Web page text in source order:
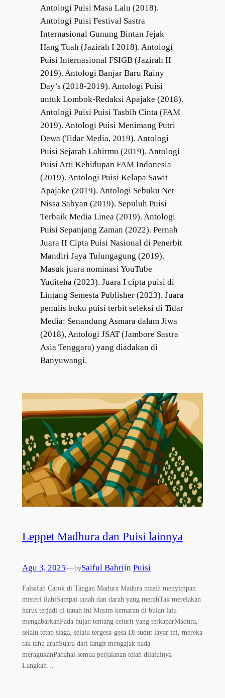
Antologi Puisi Masa Lalu (2018).
Antologi Puisi Festival Sastra
Internasional Gunung Bintan Jejak
Hang Tuah (Jazirah I 2018). Antologi
Puisi Internasional FSIGB (Jazirah II
2019). Antologi Banjar Baru Rainy
Day’s (2018-2019). Antologi Puisi
untuk Lombok-Redaksi Apajake (2018).
Antologi Puisi Puisi Tasbih Cinta (FAM
2019). Antologi Puisi Menimang Putri
Dewa (Tidar Media, 2019). Antologi
Puisi Sejarah Lahirmu (2019). Antologi
Puisi Arti Kehidupan FAM Indonesia
(2019). Antologi Puisi Kelapa Sawit
Apajake (2019). Antologi Sebuku Net
Nissa Sabyan (2019). Sepuluh Puisi
Terbaik Media Linea (2019). Antologi
Puisi Sepanjang Zaman (2022). Pernah
Juara II Cipta Puisi Nasional di Penerbit
Mandiri Jaya Tulungagung (2019).
Masuk juara nominasi YouTube
Yuditeha (2023). Juara I cipta puisi di
Lintang Semesta Publisher (2023). Juara
penulis buku puisi terbit seleksi di Tidar
Media: Senandung Asmara dalam Jiwa
(2018), Antologi JSAT (Jambore Sastra
Asia Tenggara) yang diadakan di
Banyuwangi.
Leppet Madhura dan Puisi lainnya
Agu 3, 2025—bySaiful Bahriin Puisi
Falsafah Carok di Tangan Madura Madura masih menyimpan
misteri ilahiSampai tanah dan darah yang merahTak merelakan
harus terjadi di tanah ini Musim kemarau di bulan lalu
mengabarkanPada hujan tentang celurit yang terkaparMadura,
selalu tetap siaga, selalu tergesa-gesa Di sudut layar ini, mereka
tak tahu arahSuara dari langit mengajak nada
meragukanPadahal semua perjalanan telah dilaluinya
Langkah…